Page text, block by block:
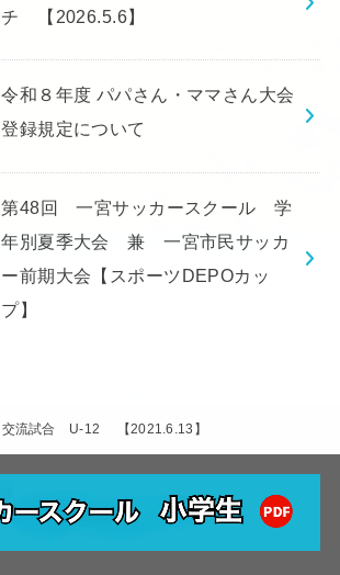
チ 【2026.5.6】
令和８年度 パパさん・ママさん大会
登録規定について
第48回 一宮サッカースクール 学
年別夏季大会 兼 一宮市民サッカ
ー前期大会【スポーツDEPOカッ
プ】
交流試合 U-12 【2021.6.13】